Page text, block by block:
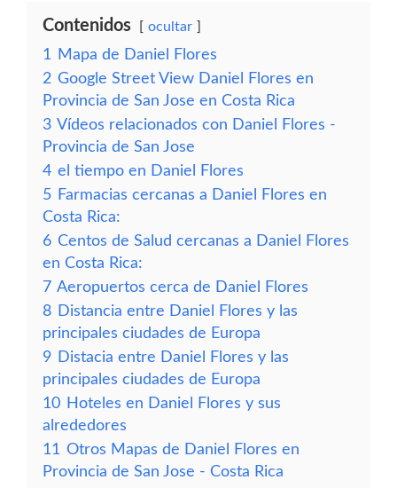
Contenidos ocultar
1
Mapa de Daniel Flores
2 Google Street View Daniel Flores en
Provincia de San Jose en Costa Rica
3 Vídeos relacionados con Daniel Flores -
Provincia de San Jose
4 el tiempo en Daniel Flores
5 Farmacias cercanas a Daniel Flores en
Costa Rica:
6 Centos de Salud cercanas a Daniel Flores
en Costa Rica:
7 Aeropuertos cerca de Daniel Flores
8 Distancia entre Daniel Flores y las
principales ciudades de Europa
9 Distacia entre Daniel Flores y las
principales ciudades de Europa
10 Hoteles en Daniel Flores y sus
alrededores
11 Otros Mapas de Daniel Flores en
Provincia de San Jose - Costa Rica